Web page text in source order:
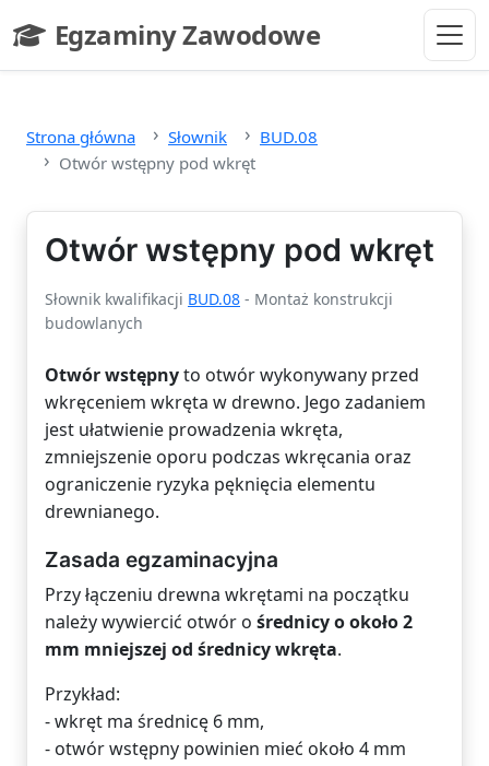
Egzaminy Zawodowe
- strona główna
Strona główna Słownik
BUD.08
Otwór wstępny pod wkręt
Otwór wstępny pod wkręt
Słownik kwalifikacji BUD.08 - Montaż konstrukcji
budowlanych
Otwór wstępnyto otwór wykonywany przed
wkręceniem wkręta w drewno. Jego zadaniem
jest ułatwienie prowadzenia wkręta,
zmniejszenie oporu podczas wkręcania oraz
ograniczenie ryzyka pęknięcia elementu
drewnianego.
Zasada egzaminacyjna
Przy łączeniu drewna wkrętami na początku
należy wywiercić otwór o średnicy o około 2
mm mniejszej od średnicy wkręta.
Przykład:
- wkręt ma średnicę 6 mm,
- otwór wstępny powinien mieć około 4 mm